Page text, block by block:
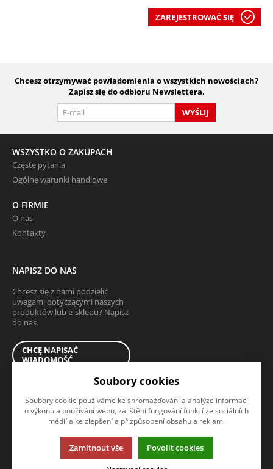
ZAREJESTROWAĆ SIĘ
Chcesz otrzymywać powiadomienia o wszystkich nowościach?
Zapisz się do odbioru Newslettera.
WYŚLIJ
WSZYSTKO O ZAKUPACH
Częste pytania
Ogólne warunki handlowe
O FIRMIE
O nas
Kontakty
NAPISZ DO NAS
Chcesz się z nami podzielić
uwagami dotyczącymi naszych
produktów lub e-sklepu? Napisz
do nas.
CHCĘ NAPISAĆ
WIADOMOŚĆ
Ta strona używa plików cookies. Kliknij, żeby dowiedzieć się wiecej.
© 2013-2026 tartshop.pl
Soubory cookies
Soubory cookie používáme ke shromažďování a analýze informací
o výkonu a používání webu, zajištění fungování funkcí ze sociálních
médií a ke zlepšení a přizpůsobení obsahu a reklam.
Zamítnout vše Povolit cookies